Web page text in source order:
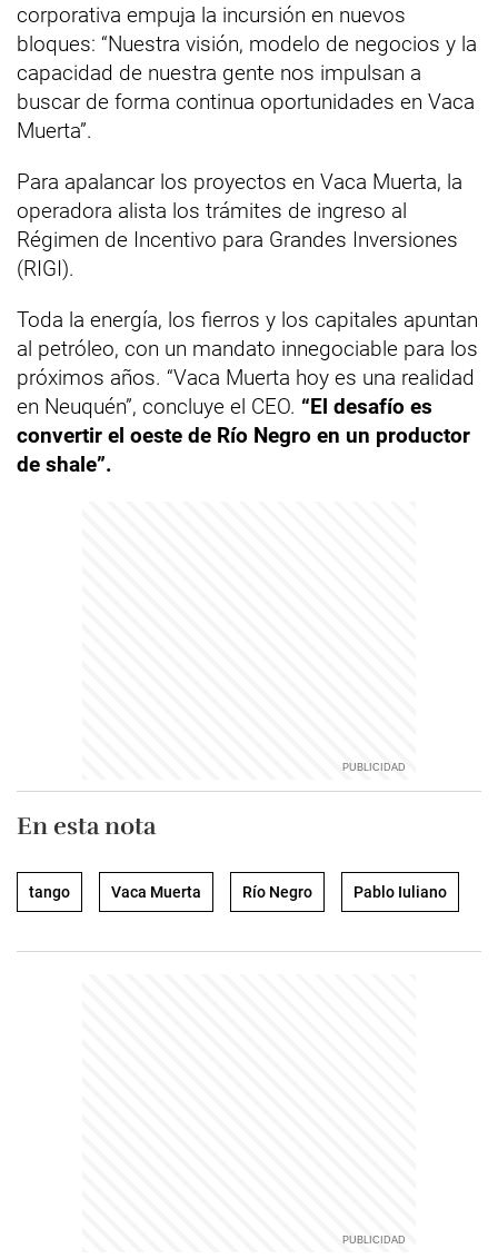
corporativa empuja la incursión en nuevos
bloques: “Nuestra visión, modelo de negocios y la
capacidad de nuestra gente nos impulsan a
buscar de forma continua oportunidades en Vaca
Muerta”.
Para apalancar los proyectos en Vaca Muerta, la
operadora alista los trámites de ingreso al
Régimen de Incentivo para Grandes Inversiones
(RIGI).
Toda la energía, los fierros y los capitales apuntan
al petróleo, con un mandato innegociable para los
próximos años. “Vaca Muerta hoy es una realidad
en Neuquén”, concluye el CEO. “El desafío es
convertir el oeste de Río Negro en un productor
de shale”.
En esta nota
tango Vaca Muerta Río Negro Pablo Iuliano